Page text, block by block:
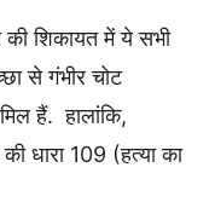
की शिकायत में ये सभी
से गंभीर चोट
हैं. हालांकि,
धारा 109 (हत्या का